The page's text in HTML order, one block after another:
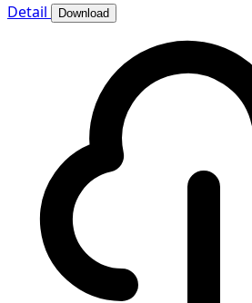
Detail
Download